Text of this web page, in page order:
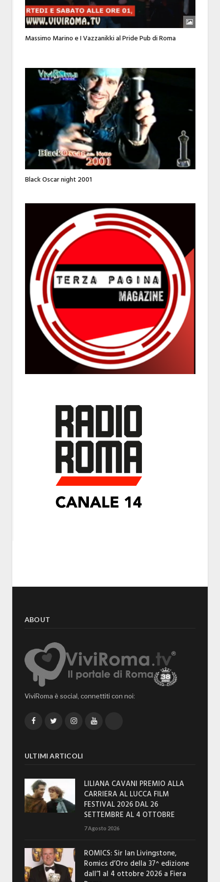
Massimo Marino e I Vazzanikki al Pride Pub di Roma
Black Oscar night 2001
ABOUT
ViviRoma è social, connettiti con noi:
FacebookTwitterInstagramYouTube
ULTIMI ARTICOLI
LILIANA CAVANI PREMIO ALLA
CARRIERA AL LUCCA FILM
FESTIVAL 2026 DAL 26
SETTEMBRE AL 4 OTTOBRE
7 Agosto 2026
ROMICS: Sir Ian Livingstone,
Romics d’Oro della 37^ edizione
dall’1 al 4 ottobre 2026 a Fiera